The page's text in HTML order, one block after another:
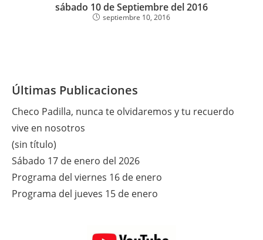
sábado 10 de Septiembre del 2016
septiembre 10, 2016
Últimas Publicaciones
Checo Padilla, nunca te olvidaremos y tu recuerdo
vive en nosotros
(sin título)
Sábado 17 de enero del 2026
Programa del viernes 16 de enero
Programa del jueves 15 de enero